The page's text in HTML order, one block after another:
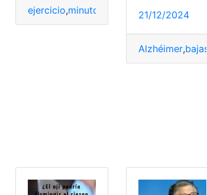
Semana
diarios,Física,Mortalidad,Pasos
ejercicio,minutos Mortalidad21/12/2024
Alzhéimer,bajas